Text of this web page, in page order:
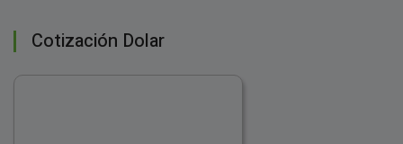
Cotización Dolar